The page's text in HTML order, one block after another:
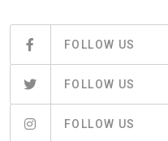
FOLLOW US
FOLLOW US
FOLLOW US